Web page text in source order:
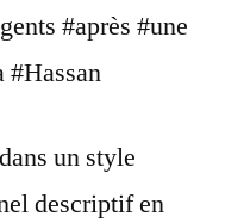
#après #une
#Hassan
un style
descriptif en